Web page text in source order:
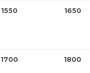
1550 1650
1700 1800